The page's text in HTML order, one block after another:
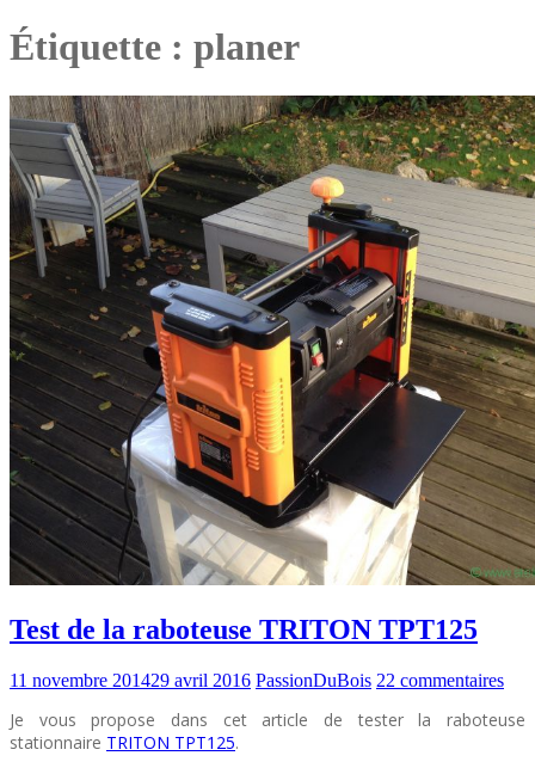
Étiquette : planer
Test de la raboteuse TRITON TPT125
11 novembre 201429 avril 2016 PassionDuBois 22 commentaires
Je vous propose dans cet article de tester la raboteuse
stationnaire TRITON TPT125.